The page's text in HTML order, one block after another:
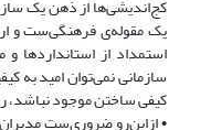
کج‌اندیشی‌ها از ذهن یک
یک مقوله‌ی فرهنگی‌ست و
استمداد از استانداردها
سازمانی نمی‌توان امید به
کیفی ساختن موجود نباشد،
• ازاین‌رو ضروری‌ست